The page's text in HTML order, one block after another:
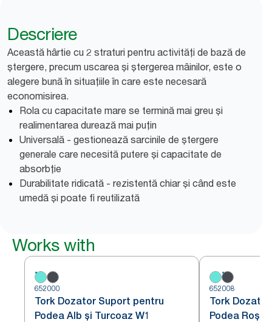
Descriere
Această hârtie cu 2 straturi pentru activități de bază de
ștergere, precum uscarea și ștergerea mâinilor, este o
alegere bună în situațiile în care este necesară
economisirea.
Rola cu capacitate mare se termină mai greu și
realimentarea durează mai puțin
Universală - gestionează sarcinile de ștergere
generale care necesită putere și capacitate de
absorbție
Durabilitate ridicată - rezistentă chiar și când este
umedă și poate fi reutilizată
Works with
652000
Tork Dozator Suport pentru
Podea Alb și Turcoaz W1
652008
Tork
Podea Roșu